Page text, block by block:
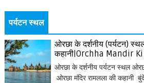
पर्यटन स्थल
ओरछा के दर्शनीय (पर्यटन)
कहानी|Orchha Mandir
ओरछा के दर्शनीय पर्यटन स्थल
ओरछा मंदिर रामलला की कहानी